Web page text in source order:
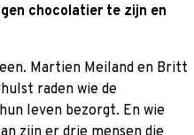
chocolatier te zijn en
Martien Meiland en Britt
raden wie de
leven bezorgt. En wie